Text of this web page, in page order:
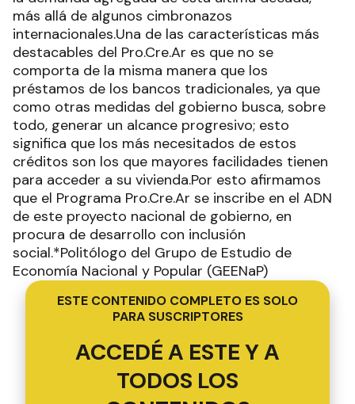
más allá de algunos cimbronazos
internacionales.Una de las características más
destacables del Pro.Cre.Ar es que no se
comporta de la misma manera que los
préstamos de los bancos tradicionales, ya que
como otras medidas del gobierno busca, sobre
todo, generar un alcance progresivo; esto
significa que los más necesitados de estos
créditos son los que mayores facilidades tienen
para acceder a su vivienda.Por esto afirmamos
que el Programa Pro.Cre.Ar se inscribe en el ADN
de este proyecto nacional de gobierno, en
procura de desarrollo con inclusión
social.*Politólogo del Grupo de Estudio de
Economía Nacional y Popular (GEENaP)
ESTE CONTENIDO COMPLETO ES SOLO
PARA SUSCRIPTORES
ACCEDÉ A ESTE Y A
TODOS LOS